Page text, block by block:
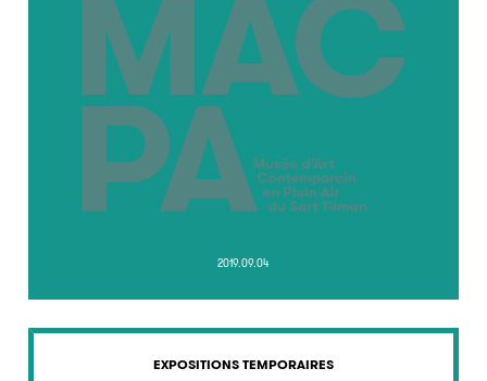
2019.09.04
EXPOSITIONS TEMPORAIRES